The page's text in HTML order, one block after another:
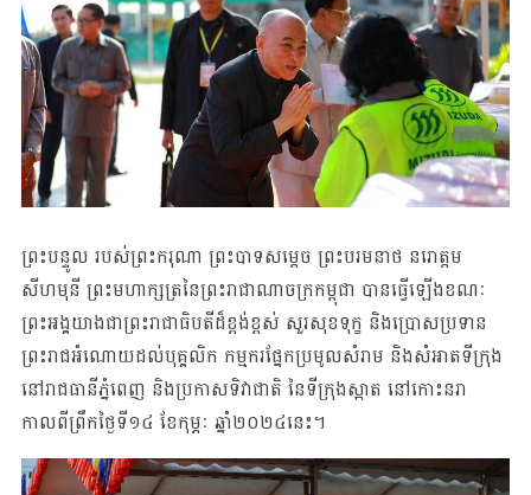
ព្រះបន្ទូល របស់​ព្រះ​ករុណា ព្រះបាទសម្ដេច ព្រះបរមនាថ នរោត្តម
សីហមុនី ព្រះមហាក្ស​ត្រ​នៃ​ព្រះរាជាណាចក្រ​កម្ពុជា បានធ្វើឡើងខណៈ
ព្រះអង្គ​យាង​ជា​​ព្រះរាជាធិបតីដ៏ខ្ពង់ខ្ពស់​​​ សួរ​សុខ​ទុក្ខ និង​ប្រោស​ប្រទាន​
ព្រះរាជ​អំណោយ​ដល់​បុគ្គលិក កម្មករផ្នែកប្រមូលសំរាម និង​សំអាត​​ទីក្រុង
នៅ​​រាជ​ធានី​ភ្នំពេញ និង​ប្រកាស​ទិវាជាតិ នៃទីក្រុងស្អាត នៅ​កោះនរា
កាលពី​ព្រឹក​ថ្ងៃទី១៤ ខែកុម្ភៈ ឆ្នាំ​២០២៤នេះ។